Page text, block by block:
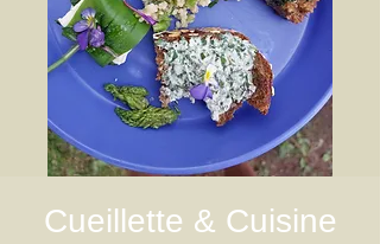
Cueillette & Cuisine